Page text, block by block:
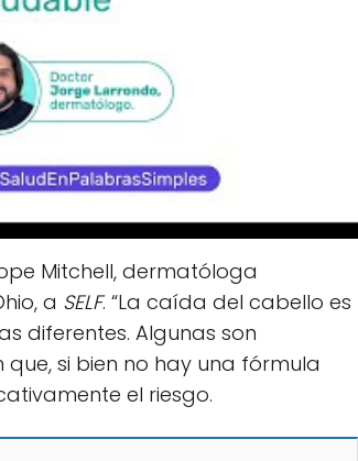
Mitchell, dermatóloga
a SELF. “La caída del cabello es
diferentes. Algunas son
que, si bien no hay una fórmula
el riesgo.